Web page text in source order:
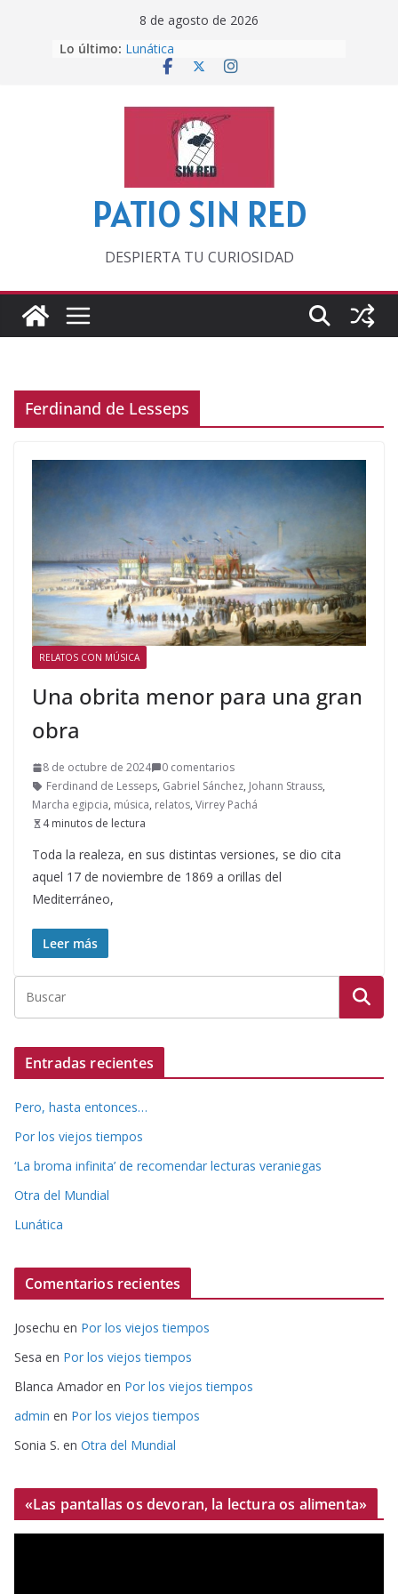
8 de agosto de 2026
Lo último: Lunática
Pero, hasta entonces…
‘La broma infinita’ de recomendar
lecturas veraniegas
Otra del Mundial
PATIO SIN RED
DESPIERTA TU CURIOSIDAD
Ferdinand de Lesseps
RELATOS CON MÚSICA
Una obrita menor para una gran
obra
8 de octubre de 2024
0 comentarios
Ferdinand de Lesseps, Gabriel Sánchez, Johann Strauss,
Marcha egipcia, música, relatos, Virrey Pachá
4 minutos de lectura
Toda la realeza, en sus distintas versiones, se dio cita
aquel 17 de noviembre de 1869 a orillas del
Mediterráneo,
Leer más
Entradas recientes
Pero, hasta entonces…
Por los viejos tiempos
‘La broma infinita’ de recomendar lecturas veraniegas
Otra del Mundial
Lunática
Comentarios recientes
Josechu en Por los viejos tiempos
Sesa en Por los viejos tiempos
Blanca Amador en Por los viejos tiempos
admin en Por los viejos tiempos
Sonia S. en Otra del Mundial
«Las pantallas os devoran, la lectura os alimenta»